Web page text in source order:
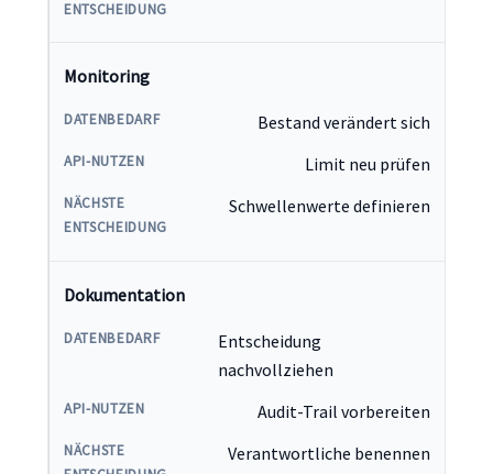
Monitoring
Bestand verändert sich
Limit neu prüfen
Schwellenwerte definieren
Dokumentation
Entscheidung
nachvollziehen
Audit-Trail vorbereiten
Verantwortliche benennen